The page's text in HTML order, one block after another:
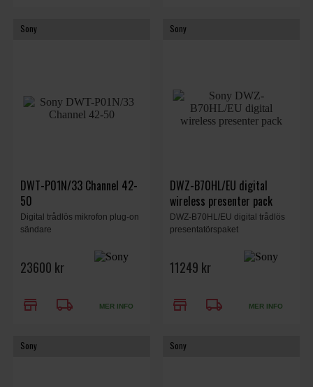
Sony
DWT-P01N/33 Channel 42-
50
Digital trådlös mikrofon plug-on
sändare
23600 kr
store local_shipping MER INFO
Sony
DWZ-B70HL/EU digital
wireless presenter pack
DWZ-B70HL/EU digital trådlös
presentatörspaket
11249 kr
store local_shipping MER INFO
Sony Sony